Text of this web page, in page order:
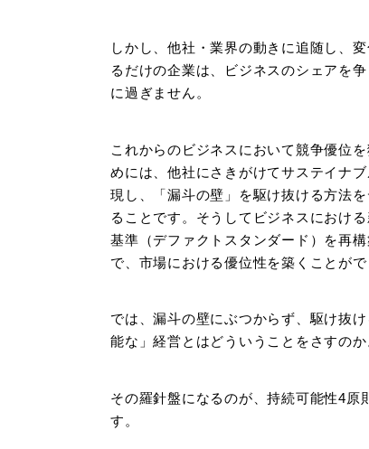
しかし、他社・業界の動きに追随し、
るだけの企業は、ビジネスのシェアを
に過ぎません。
これからのビジネスにおいて競争優位
めには、他社にさきがけてサステイナ
現し、「漏斗の壁」を駆け抜ける方法
ることです。そうしてビジネスにおけ
基準（デファクトスタンダード）を再構
で、市場における優位性を築くことがで
では、漏斗の壁にぶつからず、駆け抜
能な」経営とはどういうことをさすのか
その羅針盤になるのが、持続可能性4原
す。